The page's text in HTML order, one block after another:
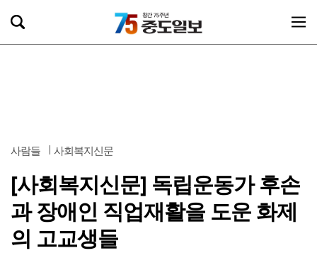
사람들 사회복지신문
[사회복지신문] 독립운동가 후손
과 장애인 직업재활을 도운 화제
의 고교생들